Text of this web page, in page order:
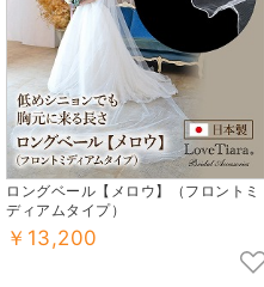
ロングベール【メロウ】（フロントミ
ディアムタイプ）
￥13,200